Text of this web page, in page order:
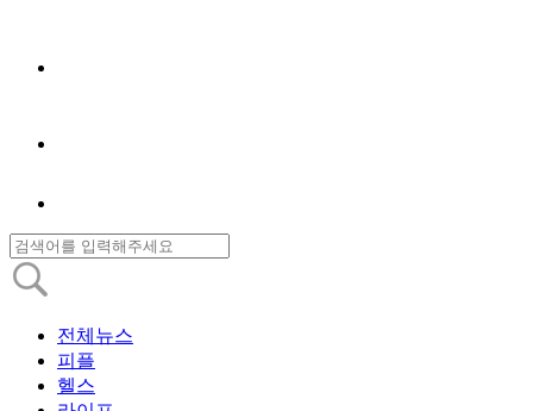
전체뉴스
피플
헬스